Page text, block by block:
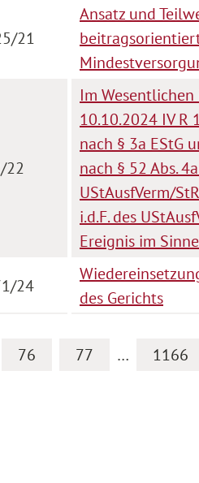
21
Ansatz und
22
Im
10.10.2024 IV R
nach § 3a EStG
nach § 52 Abs.
UStAusfVerm/
i.d.F. des
Ereignis im
24
des Gerichts
76 77 … 1166